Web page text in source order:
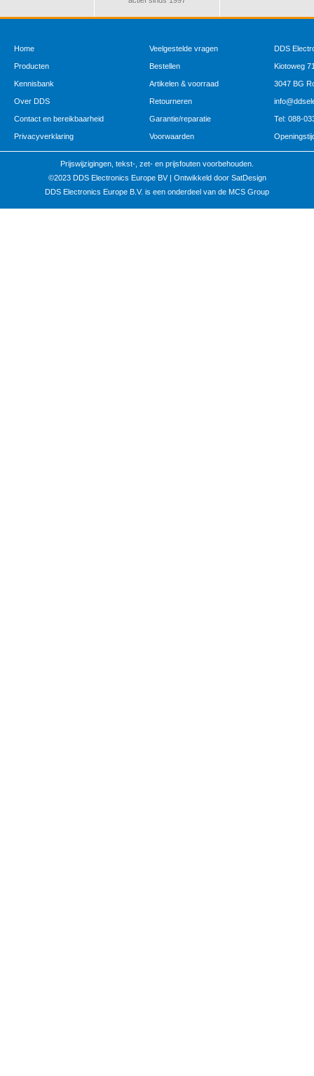
Home
Producten
Kennisbank
Over DDS
Contact en bereikbaarheid
Privacyverklaring
Veelgestelde vragen
Bestellen
Artikelen & voorraad
Retourneren
Garantie/reparatie
Voorwaarden
DDS
Kiotoweg
3047 BG
Tel: 088-
Prijswijzigingen, tekst-, zet- en prijsfouten voorbehouden.
©2023 DDS Electronics Europe BV | Ontwikkeld door SatDesign
DDS Electronics Europe B.V. is een onderdeel van de MCS Group